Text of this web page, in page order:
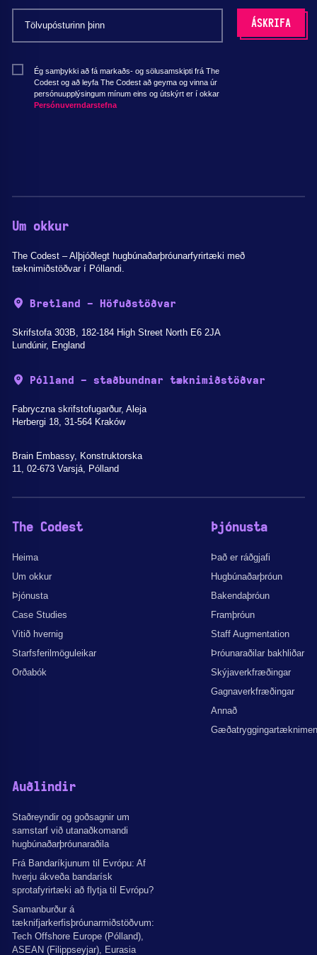
Ég samþykki að fá markaðs- og sölusamskipti frá The
Codest og að leyfa The Codest að geyma og vinna úr
persónuupplýsingum mínum eins og útskýrt er í okkar
Persónuverndarstefna
Um okkur
The Codest – Alþjóðlegt hugbúnaðarþróunarfyrirtæki með
tæknimiðstöðvar í Póllandi.
Bretland - Höfuðstöðvar
Skrifstofa 303B, 182-184 High Street North E6 2JA
Lundúnir, England
Pólland - staðbundnar tæknimiðstöðvar
Fabryczna skrifstofugarður, Aleja
Herbergi 18, 31-564 Kraków
Brain Embassy, Konstruktorska
11, 02-673 Varsjá, Pólland
The Codest
Heima
Um okkur
Þjónusta
Case Studies
Vitið hvernig
Starfsferilmöguleikar
Orðabók
Þjónusta
Það er ráðgjafi
Hugbúnaðarþróun
Bakendaþróun
Framþróun
Staff Augmentation
Þróunaraðilar bakhliðar
Skýjaverkfræðingar
Gagnaverkfræðingar
Annað
Auðlindir
Staðreyndir og goðsagnir um
samstarf við utanaðkomandi
hugbúnaðarþróunaraðila
Frá Bandaríkjunum til Evrópu: Af
hverju ákveða bandarísk
sprotafyrirtæki að flytja til Evrópu?
Samanburður á
tæknifjarkerfisþróunarmiðstöðvum:
Tech Offshore Europe (Pólland),
ASEAN (Filippseyjar), Eurasia